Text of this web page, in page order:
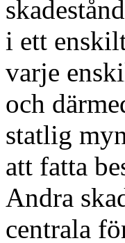
i ett
varje
och
statlig
att fatta
Andra
centrala